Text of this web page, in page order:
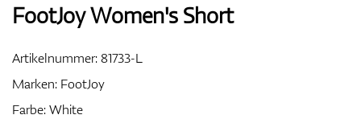
FootJoy Women's Short
Artikelnummer:81733-L
Marken: FootJoy
Farbe: White